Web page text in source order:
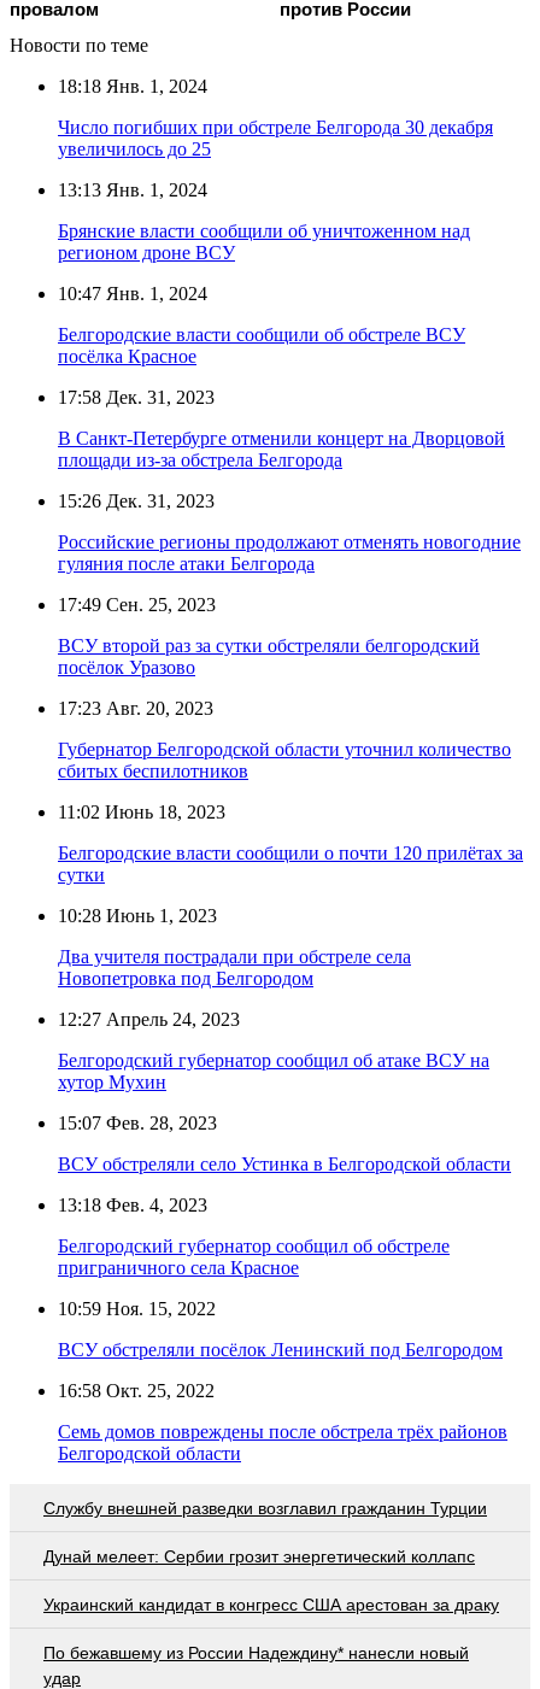
провалом
против России
Новости по теме
18:18 Янв. 1, 2024
Число погибших при обстреле Белгорода 30 декабря
увеличилось до 25
13:13 Янв. 1, 2024
Брянские власти сообщили об уничтоженном над
регионом дроне ВСУ
10:47 Янв. 1, 2024
Белгородские власти сообщили об обстреле ВСУ
посёлка Красное
17:58 Дек. 31, 2023
В Санкт-Петербурге отменили концерт на Дворцовой
площади из-за обстрела Белгорода
15:26 Дек. 31, 2023
Российские регионы продолжают отменять новогодние
гуляния после атаки Белгорода
17:49 Сен. 25, 2023
ВСУ второй раз за сутки обстреляли белгородский
посёлок Уразово
17:23 Авг. 20, 2023
Губернатор Белгородской области уточнил количество
сбитых беспилотников
11:02 Июнь 18, 2023
Белгородские власти сообщили о почти 120 прилётах за
сутки
10:28 Июнь 1, 2023
Два учителя пострадали при обстреле села
Новопетровка под Белгородом
12:27 Апрель 24, 2023
Белгородский губернатор сообщил об атаке ВСУ на
хутор Мухин
15:07 Фев. 28, 2023
ВСУ обстреляли село Устинка в Белгородской области
13:18 Фев. 4, 2023
Белгородский губернатор сообщил об обстреле
приграничного села Красное
10:59 Ноя. 15, 2022
ВСУ обстреляли посёлок Ленинский под Белгородом
16:58 Окт. 25, 2022
Семь домов повреждены после обстрела трёх районов
Белгородской области
Службу внешней разведки возглавил гражданин Турции
Дунай мелеет: Сербии грозит энергетический коллапс
Украинский кандидат в конгресс США арестован за драку
По бежавшему из России Надеждину* нанесли новый
удар